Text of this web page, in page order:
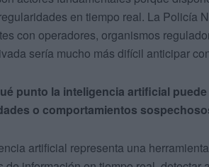
en tiempo real. La Policía
con operadores, organismos
sería mucho más difícil anticipar
punto la inteligencia artificial
o comportamientos
artificial representa una